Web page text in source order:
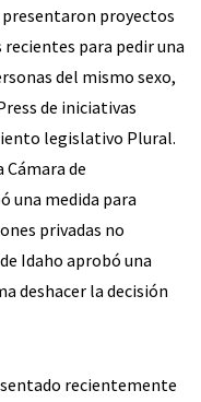
presentaron proyectos
recientes para pedir una
del mismo sexo,
de iniciativas
legislativo Plural.
de
una medida para
privadas no
Idaho aprobó una
deshacer la decisión
recientemente